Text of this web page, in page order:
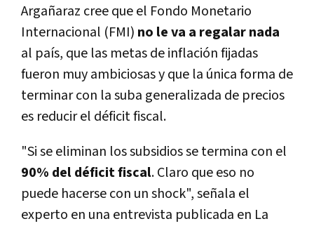
Argañaraz cree que el Fondo Monetario
Internacional (FMI) no le va a regalar nada
al paí­s, que las metas de inflación fijadas
fueron muy ambiciosas y que la única forma de
terminar con la suba generalizada de precios
es reducir el déficit fiscal.
"Si se eliminan los subsidios se termina con el
90% del déficit fiscal. Claro que eso no
puede hacerse con un shock", señala el
experto en una entrevista publicada en La